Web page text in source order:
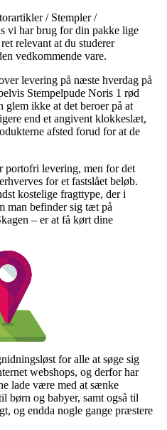
/ Stempler /
vi har brug for din pakke lige
relevant at du studerer
vedkommende vare.
levering på næste hverdag på
Stempelpude Noris 1 rød
glem ikke at det beroer på at
end et angivent klokkeslæt,
afsted forud for at de
portofri levering, men for det
for et fastslået beløb.
kostelige fragttype, der i
man befinder sig tæt på
– er at få kørt dine
for alle at søge sig
webshops, og derfor har
lade være med at sænke
børn og babyer, samt også til
og endda nogle gange præstere